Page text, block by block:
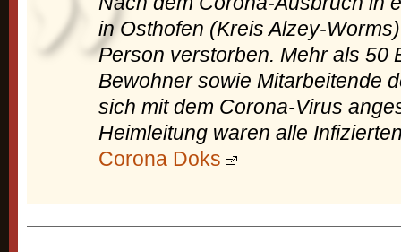
in Osthofen (Kreis Alzey-
Person verstorben. Mehr als 50
Bewohner sowie Mitarbeitende
sich mit dem Corona-Virus
Heimleitung waren alle
Corona Doks